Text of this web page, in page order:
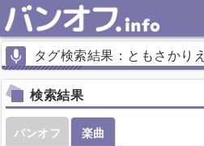
タグ検索結果：ともさかりえ
検索結果
バンオフ
楽曲